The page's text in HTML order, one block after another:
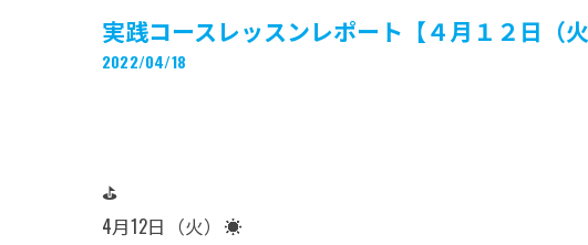
実践コースレッスンレポート【４月１２日（火
2022/04/18
⛳️
4月12日（火）☀️